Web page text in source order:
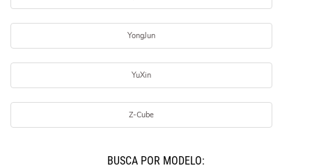
YongJun
YuXin
Z-Cube
BUSCÁ POR MODELO: